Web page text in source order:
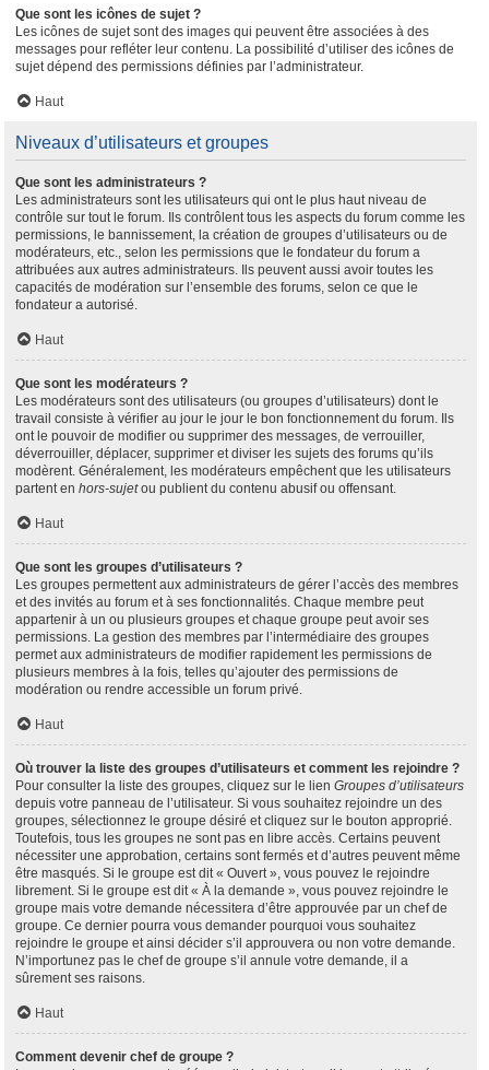
Que sont les icônes de sujet ?
Les icônes de sujet sont des images qui peuvent être associées à des
messages pour refléter leur contenu. La possibilité d’utiliser des icônes de
sujet dépend des permissions définies par l’administrateur.
Haut
Niveaux d’utilisateurs et groupes
Que sont les administrateurs ?
Les administrateurs sont les utilisateurs qui ont le plus haut niveau de
contrôle sur tout le forum. Ils contrôlent tous les aspects du forum comme les
permissions, le bannissement, la création de groupes d’utilisateurs ou de
modérateurs, etc., selon les permissions que le fondateur du forum a
attribuées aux autres administrateurs. Ils peuvent aussi avoir toutes les
capacités de modération sur l’ensemble des forums, selon ce que le
fondateur a autorisé.
Haut
Que sont les modérateurs ?
Les modérateurs sont des utilisateurs (ou groupes d’utilisateurs) dont le
travail consiste à vérifier au jour le jour le bon fonctionnement du forum. Ils
ont le pouvoir de modifier ou supprimer des messages, de verrouiller,
déverrouiller, déplacer, supprimer et diviser les sujets des forums qu’ils
modèrent. Généralement, les modérateurs empêchent que les utilisateurs
partent en hors-sujetou publient du contenu abusif ou offensant.
Haut
Que sont les groupes d’utilisateurs ?
Les groupes permettent aux administrateurs de gérer l’accès des membres
et des invités au forum et à ses fonctionnalités. Chaque membre peut
appartenir à un ou plusieurs groupes et chaque groupe peut avoir ses
permissions. La gestion des membres par l’intermédiaire des groupes
permet aux administrateurs de modifier rapidement les permissions de
plusieurs membres à la fois, telles qu’ajouter des permissions de
modération ou rendre accessible un forum privé.
Haut
Où trouver la liste des groupes d’utilisateurs et comment les rejoindre ?
Pour consulter la liste des groupes, cliquez sur le lien Groupes d’utilisateurs
depuis votre panneau de l’utilisateur. Si vous souhaitez rejoindre un des
groupes, sélectionnez le groupe désiré et cliquez sur le bouton approprié.
Toutefois, tous les groupes ne sont pas en libre accès. Certains peuvent
nécessiter une approbation, certains sont fermés et d’autres peuvent même
être masqués. Si le groupe est dit « Ouvert », vous pouvez le rejoindre
librement. Si le groupe est dit « À la demande », vous pouvez rejoindre le
groupe mais votre demande nécessitera d’être approuvée par un chef de
groupe. Ce dernier pourra vous demander pourquoi vous souhaitez
rejoindre le groupe et ainsi décider s’il approuvera ou non votre demande.
N’importunez pas le chef de groupe s’il annule votre demande, il a
sûrement ses raisons.
Haut
Comment devenir chef de groupe ?